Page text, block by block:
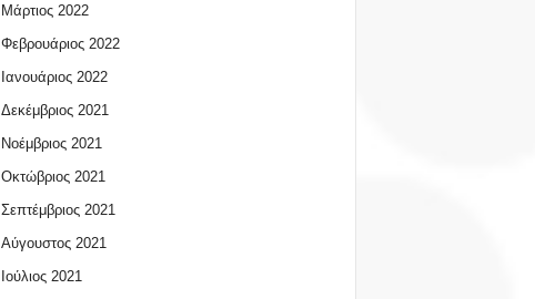
Μάρτιος 2022
Φεβρουάριος 2022
Ιανουάριος 2022
Δεκέμβριος 2021
Νοέμβριος 2021
Οκτώβριος 2021
Σεπτέμβριος 2021
Αύγουστος 2021
Ιούλιος 2021